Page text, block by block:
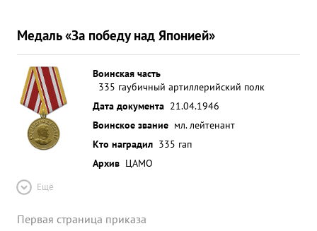
Медаль «За победу над Японией»
Воинская часть
335 гаубичный артиллерийский полк
Дата документа 21.04.1946
Воинское звание мл. лейтенант
Кто наградил 335 гап
Архив ЦАМО
Ещё
Первая страница приказа